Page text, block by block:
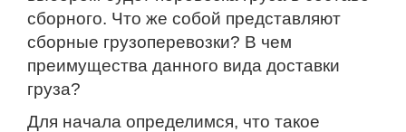
сборного. Что же собой представляют
сборные грузоперевозки? В чем
преимущества данного вида доставки
груза?
Для начала определимся, что такое